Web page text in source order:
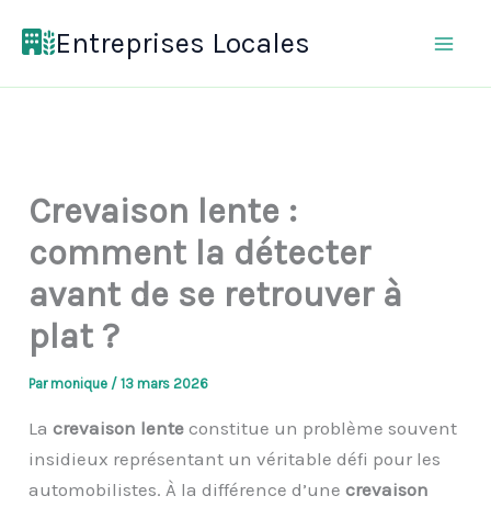
Entreprises Locales
Crevaison lente :
comment la détecter
avant de se retrouver à
plat ?
Parmonique /13 mars 2026
Lacrevaison lente constitue un problème souvent
insidieux représentant un véritable défi pour les
automobilistes. À la différence d’unecrevaison